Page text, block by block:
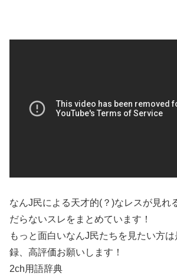
なんJ民による天才的(？)なレスが見れ
だらないスレをまとめています！
もっと面白いなんJ民たちを見たい方
録、高評価お願いします！
2ch用語辞典